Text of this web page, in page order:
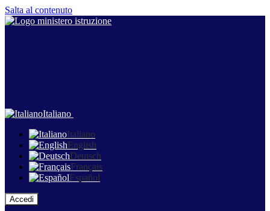
Salta al contenuto
Italiano
Italiano
English
Deutsch
Français
Español
Accedi